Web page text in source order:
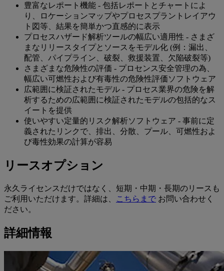
豊富なレポート機能 - 包括レポートとチャートによ
り、ロケーションマップやプロセスプラントレイアウ
ト図等、結果を簡単かつ直感的に表示
プロセスハザード解析ツールの幅広い適用性 - さまざ
まなリリースタイプとソースをモデル化 (例：漏出、
配管、パイプライン、破裂、救援装置、欠陥破裂等)
さまざまな危険性の評価 - プロセンス安全管理の為、
幅広い可燃性および有毒性の危険性評価ソフトウェア
広範囲に検証されたモデル - プロセス業界の危険を解
析するための広範囲に検証されたモデルの包括的なス
イートを提供
使いやすい定量的リスク解析ソフトウェア - 事前に定
義されたリンクで、排出、分散、プール、可燃性およ
び毒性効果の計算が容易
リースオプション
永久ライセンスだけではなく、短期・中期・長期のリースも
ご利用いただけます。詳細は、
こちらまで お問い合わせく
ださい。
詳細情報